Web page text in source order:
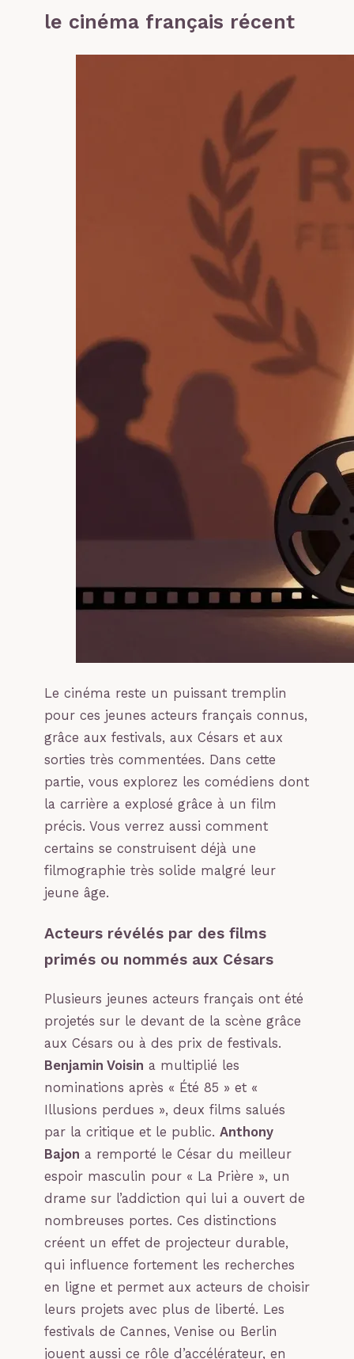
le cinéma français récent
Le cinéma reste un puissant tremplin
pour ces jeunes acteurs français connus,
grâce aux festivals, aux Césars et aux
sorties très commentées. Dans cette
partie, vous explorez les comédiens dont
la carrière a explosé grâce à un film
précis. Vous verrez aussi comment
certains se construisent déjà une
filmographie très solide malgré leur
jeune âge.
Acteurs révélés par des films
primés ou nommés aux Césars
Plusieurs jeunes acteurs français ont été
projetés sur le devant de la scène grâce
aux Césars ou à des prix de festivals.
Benjamin Voisin a multiplié les
nominations après « Été 85 » et «
Illusions perdues », deux films salués
par la critique et le public. Anthony
Bajon a remporté le César du meilleur
espoir masculin pour « La Prière », un
drame sur l’addiction qui lui a ouvert de
nombreuses portes. Ces distinctions
créent un effet de projecteur durable,
qui influence fortement les recherches
en ligne et permet aux acteurs de choisir
leurs projets avec plus de liberté. Les
festivals de Cannes, Venise ou Berlin
jouent aussi ce rôle d’accélérateur, en